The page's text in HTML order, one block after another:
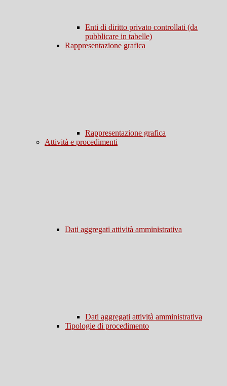
Enti di diritto privato controllati (da
pubblicare in tabelle)
Rappresentazione grafica
Rappresentazione grafica
Attività e procedimenti
Dati aggregati attività amministrativa
Dati aggregati attività amministrativa
Tipologie di procedimento